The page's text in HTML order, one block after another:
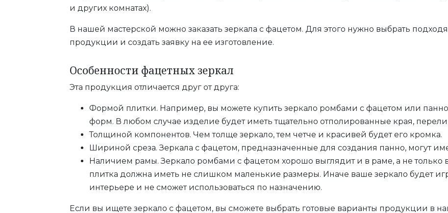
и других комнатах).
В нашей мастерской можно заказать зеркала с фацетом. Для этого нужно выбрать
продукции и создать заявку на ее изготовление.
Особенности фацетных зеркал
Эта продукция отличается друг от друга:
Формой плитки. Например, вы можете купить зеркало ромбами с фацетом или
форм. В любом случае изделие будет иметь тщательно отполированные края,
Толщиной компонентов. Чем толще зеркало, тем четче и красивей будет его кромка.
Шириной среза. Зеркала с фацетом, предназначенные для создания панно, могут
Наличием рамы. Зеркало ромбами с фацетом хорошо выглядит и в раме, а не только
плитка должна иметь не слишком маленькие размеры. Иначе ваше зеркало будет
интерьере и не сможет использоваться по назначению.
Если вы ищете зеркало с фацетом, вы сможете выбрать готовые варианты продукции в